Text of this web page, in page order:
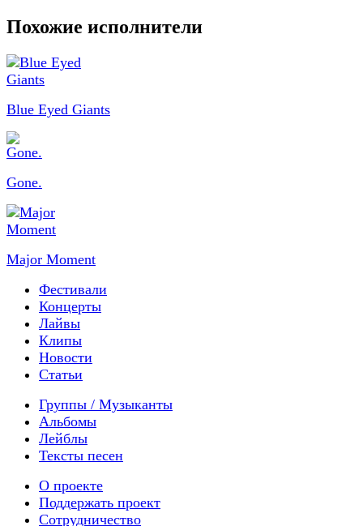
Похожие исполнители
Blue Eyed Giants
Gone.
Major Moment
Фестивали
Концерты
Лайвы
Клипы
Новости
Статьи
Группы / Музыканты
Альбомы
Лейблы
Тексты песен
О проекте
Поддержать проект
Сотрудничество